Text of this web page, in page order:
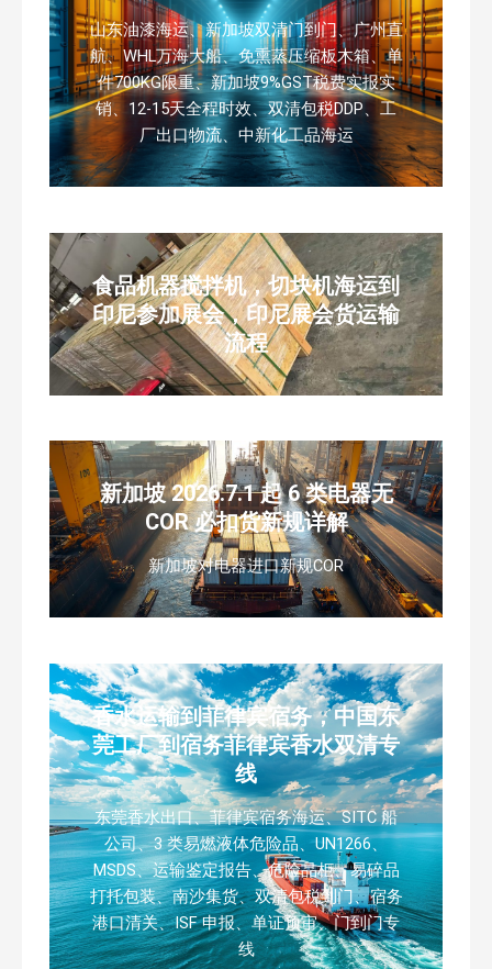
山东油漆海运、新加坡双清门到门、广州直
航、WHL万海大船、免熏蒸压缩板木箱、单
件700KG限重、新加坡9%GST税费实报实
销、12-15天全程时效、双清包税DDP、工
厂出口物流、中新化工品海运
食品机器搅拌机，切块机海运到
印尼参加展会，印尼展会货运输
流程
新加坡 2026.7.1 起 6 类电器无
COR 必扣货新规详解
新加坡对电器进口新规COR
香水运输到菲律宾宿务，中国东
莞工厂到宿务菲律宾香水双清专
线
东莞香水出口、菲律宾宿务海运、SITC 船
公司、3 类易燃液体危险品、UN1266、
MSDS、运输鉴定报告、危险品柜、易碎品
打托包装、南沙集货、双清包税到门、宿务
港口清关、ISF 申报、单证预审、门到门专
线